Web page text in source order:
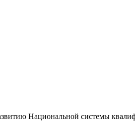
Национальной системы